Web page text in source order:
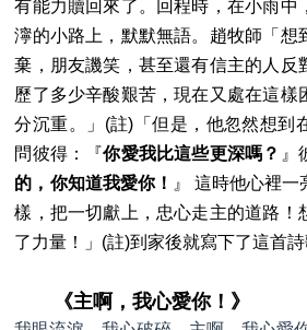
有能力贖回來了。回程時，在小雨中
濘的小路上，默默無語。趙牧師「想
棄，朋友譏笑，甚至還有信主的人反
歷了多少辛酸艱苦，現在又處在這樣
分沉重。」(註)「但是，他忽然想到
問彼得：『你愛我比這些更深嗎？ 』
的，你知道我愛你！ 』 這時他心裡
樣，把一切獻上，忠心走主的道路！
了力量！」(註)到家後就寫下了這首詩
《主啊，我心愛你！》